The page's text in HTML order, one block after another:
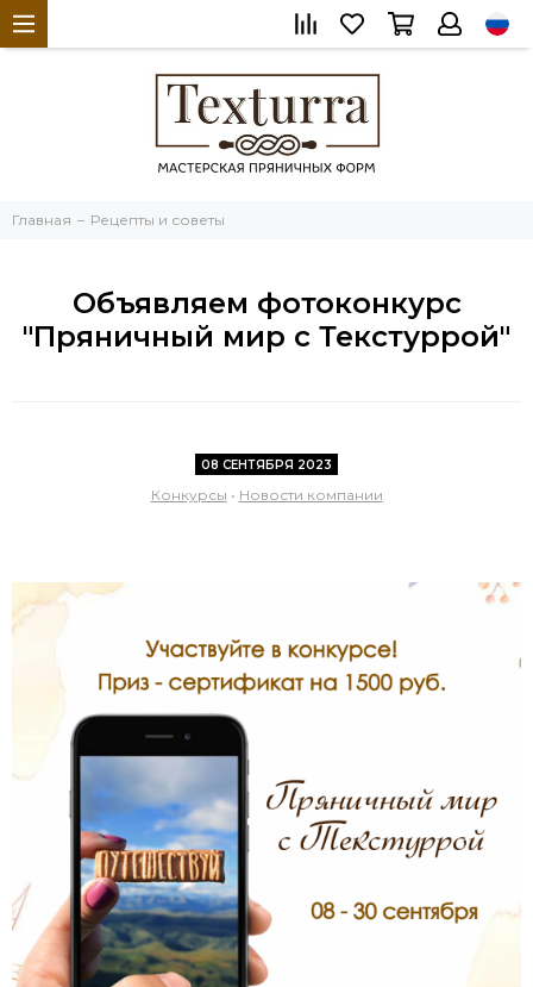
Главная Рецепты и советы
Объявляем фотоконкурс
"Пряничный мир с Текстуррой"
08 СЕНТЯБРЯ 2023
Конкурсы • Новости компании